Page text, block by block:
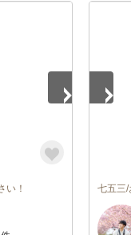
い！ 七五三/